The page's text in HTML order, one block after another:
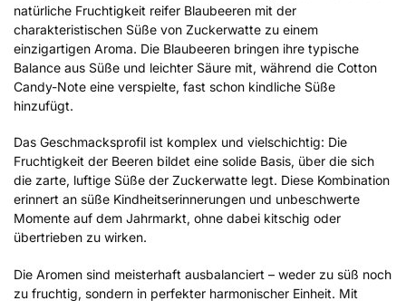
natürliche Fruchtigkeit reifer Blaubeeren mit der
charakteristischen Süße von Zuckerwatte zu einem
einzigartigen Aroma. Die Blaubeeren bringen ihre typische
Balance aus Süße und leichter Säure mit, während die Cotton
Candy-Note eine verspielte, fast schon kindliche Süße
hinzufügt.
Das Geschmacksprofil ist komplex und vielschichtig: Die
Fruchtigkeit der Beeren bildet eine solide Basis, über die sich
die zarte, luftige Süße der Zuckerwatte legt. Diese Kombination
erinnert an süße Kindheitserinnerungen und unbeschwerte
Momente auf dem Jahrmarkt, ohne dabei kitschig oder
übertrieben zu wirken.
Die Aromen sind meisterhaft ausbalanciert – weder zu süß noch
zu fruchtig, sondern in perfekter harmonischer Einheit. Mit